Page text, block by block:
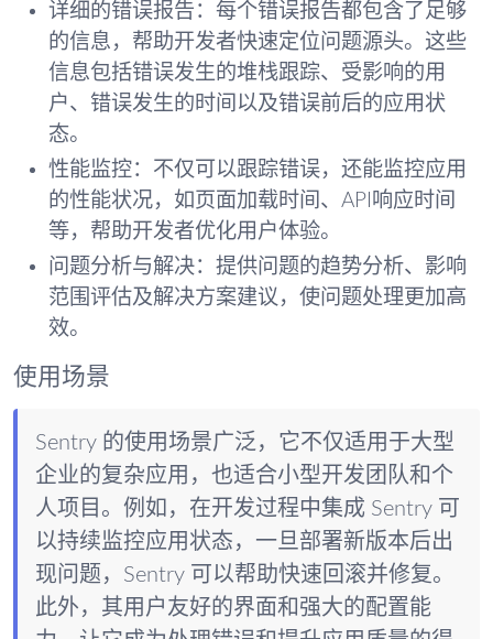
详细的错误报告 ：每个错误报告都包含了足够
的信息，帮助开发者快速定位问题源头。这些
信息包括错误发生的堆栈跟踪、受影响的用
户、错误发生的时间以及错误前后的应用状
态。
性能监控：不仅可以跟踪错误，还能监控应用
的性能状况，如页面加载时间、API响应时间
等，帮助开发者优化用户体验。
问题分析与解决：提供问题的趋势分析、影响
范围评估及解决方案建议，使问题处理更加高
效。
使用场景
Sentry 的使用场景广泛，它不仅适用于大型
企业的复杂应用，也适合小型开发团队和个
人项目。例如，在开发过程中集成 Sentry 可
以持续监控应用状态，一旦部署新版本后出
现问题，Sentry 可以帮助快速回滚并修复。
此外，其用户友好的界面和强大的配置能